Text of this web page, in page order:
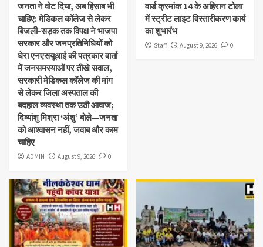
जनता ने वोट दिया, अब हिसाब भी
चाहिए: मेडिकल कॉलेज से लेकर
बिजली-सड़क तक विपक्ष ने भाजपा
सरकार और जनप्रतिनिधियों को
घेरा एनएसयूआई की पत्रकार वार्ता
में जनसमस्याओं पर तीखे सवाल,
सरकारी मेडिकल कॉलेज की मांग
से लेकर जिला अस्पताल की
बदहाल व्यवस्था तक उठी आवाज;
दिव्यांशु मिश्रा ‘अंशु’ बोले—जनता
को आश्वासन नहीं, जवाब और काम
चाहिए
ADMIN August 9, 2026 0
वार्ड क्रमांक 14 के अहिरान टोला
में स्ट्रीट लाइट विस्तारीकरण कार्य
का शुभारंभ
Staff August 9, 2026 0